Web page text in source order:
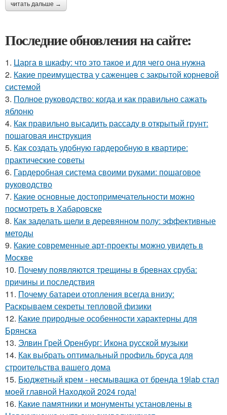
читать дальше →
Последние обновления на сайте:
1. Царга в шкафу: что это такое и для чего она нужна
2. Какие преимущества у саженцев с закрытой корневой
системой
3. Полное руководство: когда и как правильно сажать
яблоню
4. Как правильно высадить рассаду в открытый грунт:
пошаговая инструкция
5. Как создать удобную гардеробную в квартире:
практические советы
6. Гардеробная система своими руками: пошаговое
руководство
7. Какие основные достопримечательности можно
посмотреть в Хабаровске
8. Как заделать щели в деревянном полу: эффективные
методы
9. Какие современные арт-проекты можно увидеть в
Москве
10. Почему появляются трещины в бревнах сруба:
причины и последствия
11. Почему батареи отопления всегда внизу:
Раскрываем секреты тепловой физики
12. Какие природные особенности характерны для
Брянска
13. Элвин Грей Оренбург: Икона русской музыки
14. Как выбрать оптимальный профиль бруса для
строительства вашего дома
15. Бюджетный крем - несмывашка от бренда 19lab стал
моей главной Находкой 2024 года!
16. Какие памятники и монументы установлены в